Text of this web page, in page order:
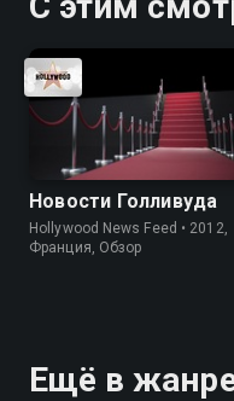
Новости Голливуда
Hollywood News Feed • 2012,
Франция, Обзор
Ещё в